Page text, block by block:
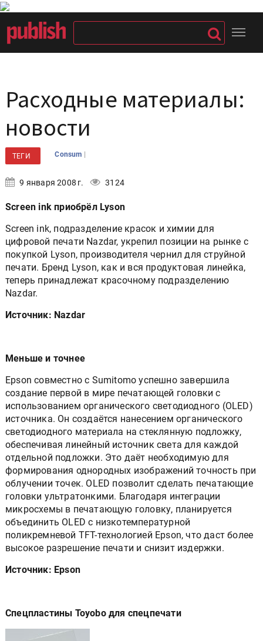
Расходные материалы:
новости
ТЕГИ Consum |
9 января 2008 г. 3124
Screen ink приобрёл Lyson
Screen ink, подразделение красок и химии для
цифровой печати Nazdar, укрепил позиции на рынке с
покупкой Lyson, производителя чернил для струйной
печати. Бренд Lyson, как и вся продуктовая линейка,
теперь принадлежат красочному подразделению
Nazdar.
Источник: Nazdar
Меньше и точнее
Epson совместно с Sumitomo успешно завершила
создание первой в мире печатающей головки с
использованием органического светодиодного (OLED)
источника. Он создаётся нанесением органического
светодиодного материала на стеклянную подложку,
обеспечивая линейный источник света для каждой
отдельной подложки. Это даёт необходимую для
формирования однородных изображений точность при
облучении точек. OLED позволит сделать печатающие
головки ультратонкими. Благодаря интеграции
микросхемы в печатающую головку, планируется
объединить OLED с низкотемпературной
поликремневой TFT-технологией Epson, что даст более
высокое разрешение печати и снизит издержки.
Источник: Epson
Спецпластины Toyobo для спецпечати